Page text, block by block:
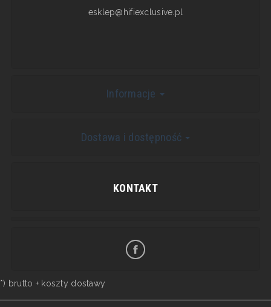
esklep@hifiexclusive.pl
Informacje
Dostawa i dostępność
KONTAKT
*) brutto + koszty dostawy